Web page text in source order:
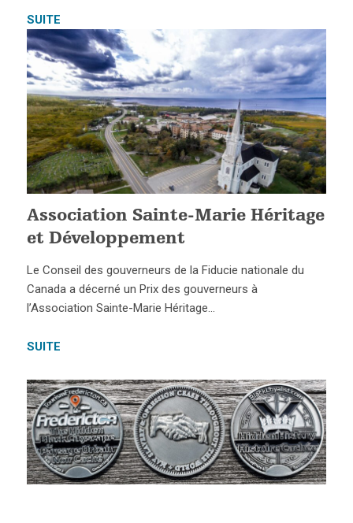
SUITE
Association Sainte-Marie Héritage
et Développement
Le Conseil des gouverneurs de la Fiducie nationale du
Canada a décerné un Prix des gouverneurs à
l’Association Sainte-Marie Héritage…
SUITE